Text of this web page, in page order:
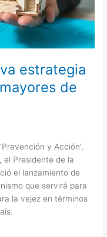
estrategia
de
y Acción’,
el Presidente de la
el lanzamiento de
que servirá para
la vejez en términos